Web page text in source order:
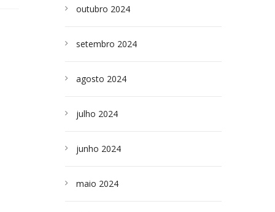
outubro 2024
setembro 2024
agosto 2024
julho 2024
junho 2024
maio 2024